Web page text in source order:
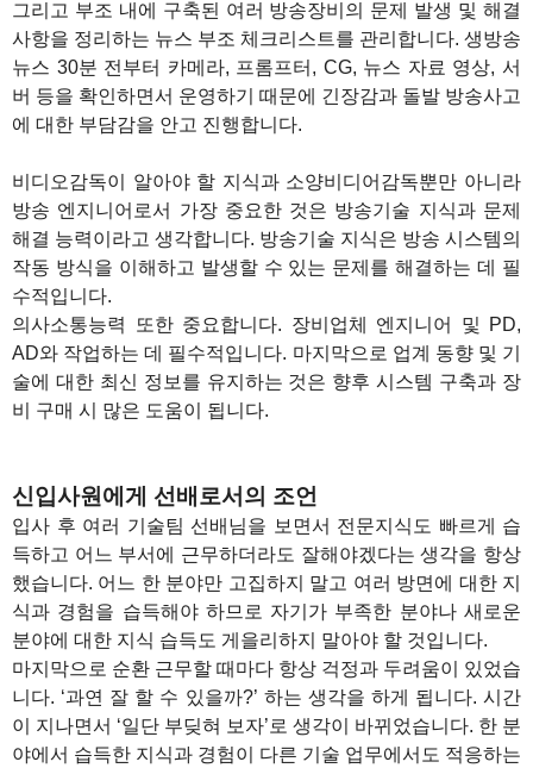
그리고 부조 내에 구축된 여러 방송장비의 문제 발생 및 해결
사항을 정리하는 뉴스 부조 체크리스트를 관리합니다. 생방송
뉴스 30분 전부터 카메라, 프롬프터, CG, 뉴스 자료 영상, 서
버 등을 확인하면서 운영하기 때문에 긴장감과 돌발 방송사고
에 대한 부담감을 안고 진행합니다.
비디오감독이 알아야 할 지식과 소양비디어감독뿐만 아니라
방송 엔지니어로서 가장 중요한 것은 방송기술 지식과 문제
해결 능력이라고 생각합니다. 방송기술 지식은 방송 시스템의
작동 방식을 이해하고 발생할 수 있는 문제를 해결하는 데 필
수적입니다.
의사소통능력 또한 중요합니다. 장비업체 엔지니어 및 PD,
AD와 작업하는 데 필수적입니다. 마지막으로 업계 동향 및 기
술에 대한 최신 정보를 유지하는 것은 향후 시스템 구축과 장
비 구매 시 많은 도움이 됩니다.
신입사원에게 선배로서의 조언
입사 후 여러 기술팀 선배님을 보면서 전문지식도 빠르게 습
득하고 어느 부서에 근무하더라도 잘해야겠다는 생각을 항상
했습니다. 어느 한 분야만 고집하지 말고 여러 방면에 대한 지
식과 경험을 습득해야 하므로 자기가 부족한 분야나 새로운
분야에 대한 지식 습득도 게을리하지 말아야 할 것입니다.
마지막으로 순환 근무할 때마다 항상 걱정과 두려움이 있었습
니다. ‘과연 잘 할 수 있을까?’ 하는 생각을 하게 됩니다. 시간
이 지나면서 ‘일단 부딪혀 보자’로 생각이 바뀌었습니다. 한 분
야에서 습득한 지식과 경험이 다른 기술 업무에서도 적응하는